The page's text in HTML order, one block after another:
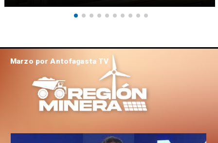
Marzo por Antofagasta TV